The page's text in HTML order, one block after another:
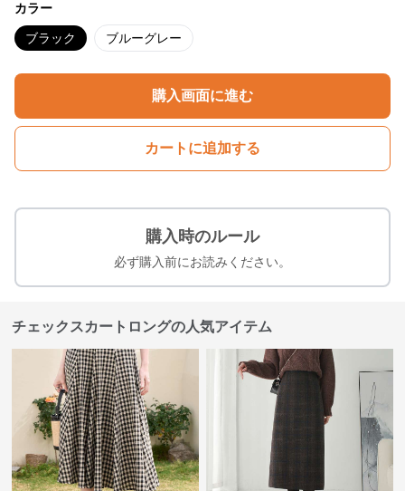
カラー
ブラック ブルーグレー
購入画面に進む
カートに追加する
購入時のルール
必ず購入前にお読みください。
チェックスカートロングの人気アイテム